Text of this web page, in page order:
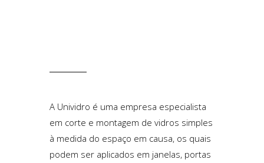
A Unividro é uma empresa especialista
em corte e montagem de vidros simples
à medida do espaço em causa, os quais
podem ser aplicados em janelas, portas